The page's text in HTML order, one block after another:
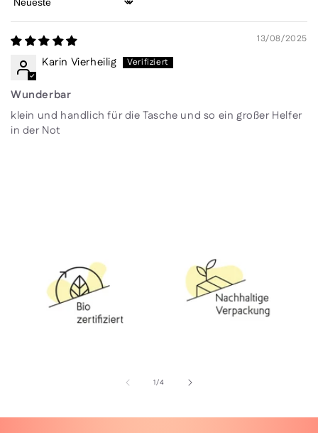
Sort by
13/08/2025
Karin Vierheilig
Wunderbar
klein und handlich für die Tasche und so ein großer Helfer
in der Not
1/von
4